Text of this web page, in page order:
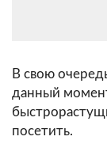
В свою
данный
посетить.